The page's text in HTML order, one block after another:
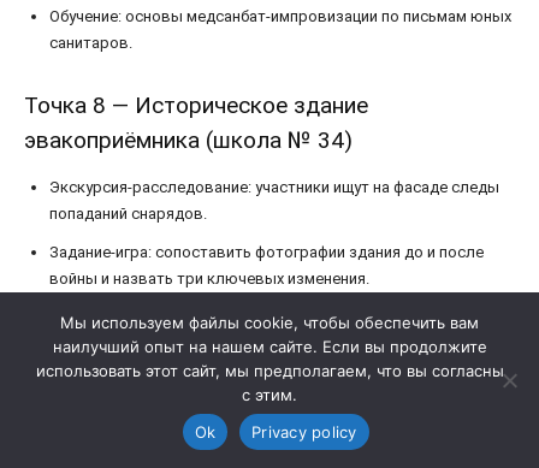
Мы используем файлы cookie, чтобы обеспечить вам
наилучший опыт на нашем сайте. Если вы продолжите
использовать этот сайт, мы предполагаем, что вы согласны
с этим.
Ok
Privacy policy